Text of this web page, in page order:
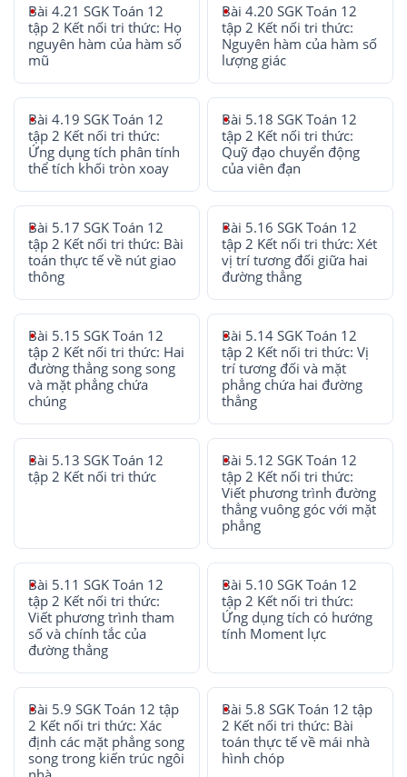
Bài 4.21 SGK Toán 12
tập 2 Kết nối tri thức: Họ
nguyên hàm của hàm số
mũ
Bài 4.20 SGK Toán 12
tập 2 Kết nối tri thức:
Nguyên hàm của hàm số
lượng giác
Bài 4.19 SGK Toán 12
tập 2 Kết nối tri thức:
Ứng dụng tích phân tính
thể tích khối tròn xoay
Bài 5.18 SGK Toán 12
tập 2 Kết nối tri thức:
Quỹ đạo chuyển động
của viên đạn
Bài 5.17 SGK Toán 12
tập 2 Kết nối tri thức: Bài
toán thực tế về nút giao
thông
Bài 5.16 SGK Toán 12
tập 2 Kết nối tri thức: Xét
vị trí tương đối giữa hai
đường thẳng
Bài 5.15 SGK Toán 12
tập 2 Kết nối tri thức: Hai
đường thẳng song song
và mặt phẳng chứa
chúng
Bài 5.14 SGK Toán 12
tập 2 Kết nối tri thức: Vị
trí tương đối và mặt
phẳng chứa hai đường
thẳng
Bài 5.13 SGK Toán 12
tập 2 Kết nối tri thức
Bài 5.12 SGK Toán 12
tập 2 Kết nối tri thức:
Viết phương trình đường
thẳng vuông góc với mặt
phẳng
Bài 5.11 SGK Toán 12
tập 2 Kết nối tri thức:
Viết phương trình tham
số và chính tắc của
đường thẳng
Bài 5.10 SGK Toán 12
tập 2 Kết nối tri thức:
Ứng dụng tích có hướng
tính Moment lực
Bài 5.9 SGK Toán 12 tập
2 Kết nối tri thức: Xác
định các mặt phẳng song
song trong kiến trúc ngôi
Bài 5.8 SGK Toán 12 tập
2 Kết nối tri thức: Bài
toán thực tế về mái nhà
hình chóp